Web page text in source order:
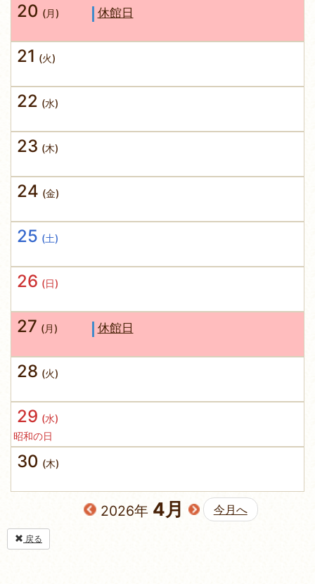
20 (月) 休館日
21 (火)
22 (水)
23 (木)
24 (金)
25 (土)
26 (日)
27 (月) 休館日
28 (火)
29 (水)
昭和の日
30 (木)
2026年4月 今月へ
戻る